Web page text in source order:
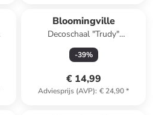
Bloomingville
Decoschaal "Trudy"
crème/donkerblauw - (L)12,5 x
(B)14 cm
-39%
€ 14,99
Adviesprijs (AVP): € 24,90*